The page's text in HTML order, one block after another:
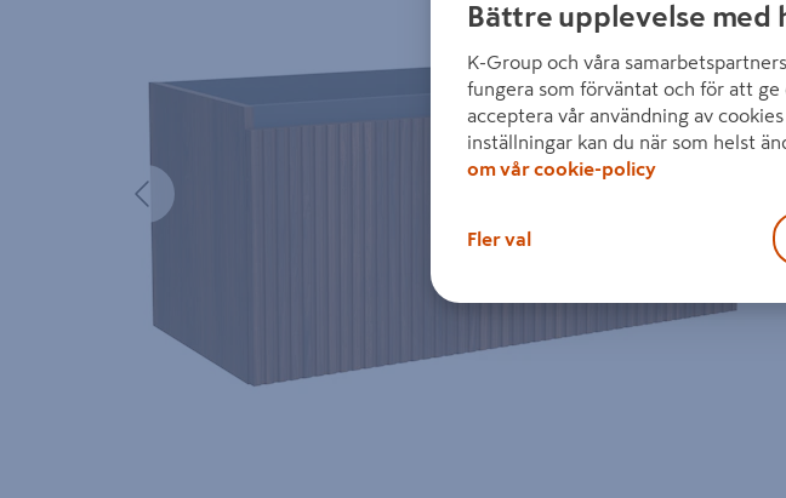
Föregående
Bättre upplevelse med
K-Group och våra
fungera som förväntat och för att ge
acceptera vår användning av
inställningar kan du när som helst
om vår cookie-policy
Fler val